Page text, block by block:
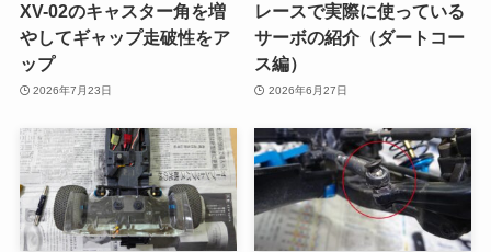
XV-02のキャスター角を増
やしてギャップ走破性をア
ップ
2026年7月23日
レースで実際に使っている
サーボの紹介（ダートコー
ス編）
2026年6月27日